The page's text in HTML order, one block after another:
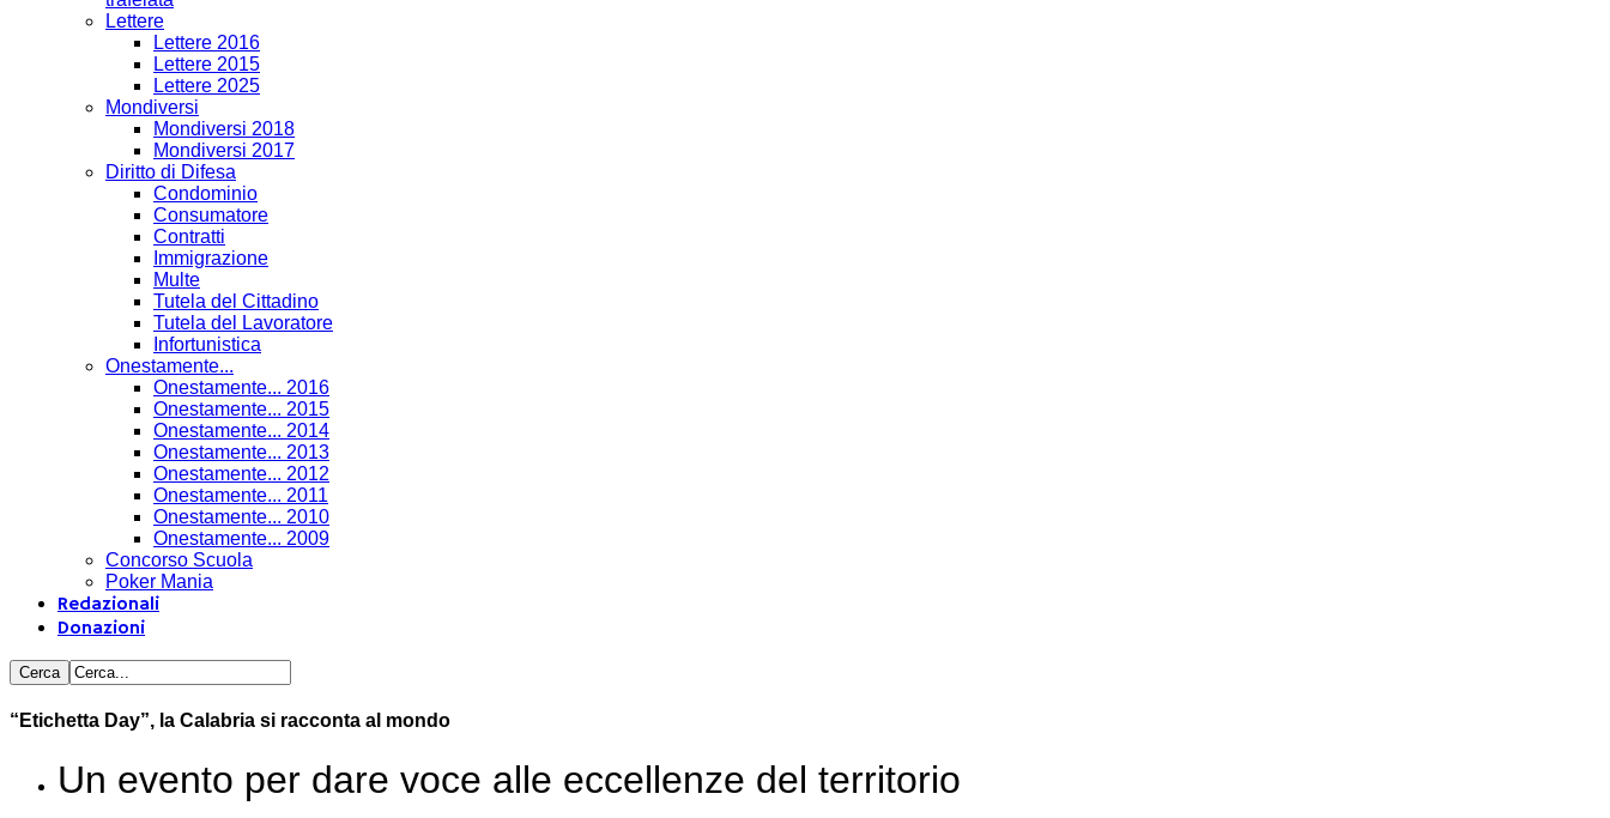
Lettere
Lettere 2016
Lettere 2015
Lettere 2025
Mondiversi
Mondiversi 2018
Mondiversi 2017
Diritto di Difesa
Condominio
Consumatore
Contratti
Immigrazione
Multe
Tutela del Cittadino
Tutela del Lavoratore
Infortunistica
Onestamente...
Onestamente... 2016
Onestamente... 2015
Onestamente... 2014
Onestamente... 2013
Onestamente... 2012
Onestamente... 2011
Onestamente... 2010
Onestamente... 2009
Concorso Scuola
Poker Mania
Redazionali
Donazioni
“Etichetta Day”, la Calabria si racconta al mondo
Un evento per dare voce alle eccellenze del territorio